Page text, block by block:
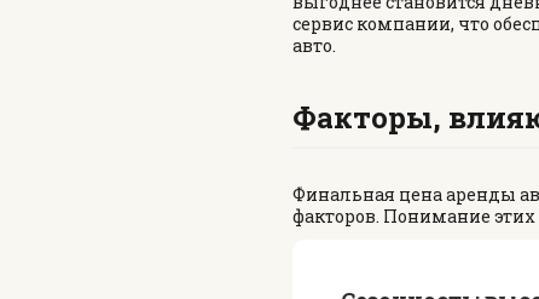
сервис компании, что
авто.
Факторы,
Финальная цена аренды
факторов. Понимание